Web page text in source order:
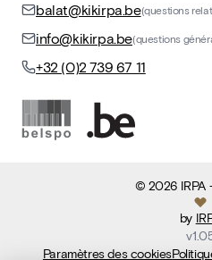
balat@kikirpa.be(questions
info@kikirpa.be(questions
+32 (0)2 739 67 11
©2026 IRPA
by
v
Paramètres des cookies